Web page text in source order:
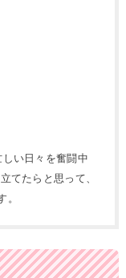
い日々を奮闘中
てたらと思って、
。